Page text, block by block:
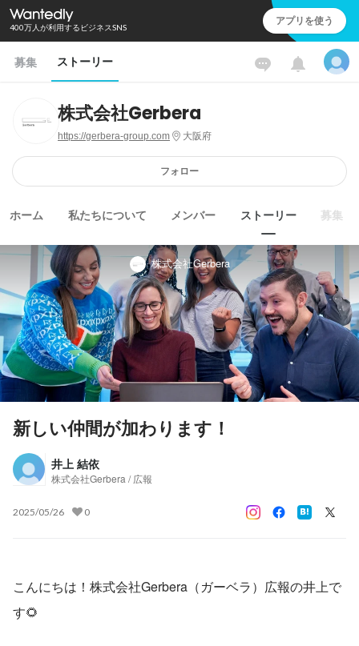
400万人が利用するビジネスSNS アプリを使う
募集 ストーリー
株式会社Gerbera
https://gerbera-group.com 大阪府
フォロー
ホーム 私たちについて メンバー ストーリー 募集
株式会社Gerbera
新しい仲間が加わります！
井上 結依
株式会社Gerbera / 広報
2025/05/26 0
こんにちは！株式会社Gerbera（ガーベラ）広報の井上で
す🌻